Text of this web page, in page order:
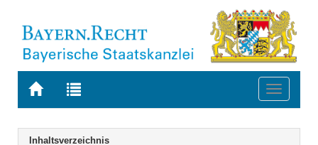
Zur
BAYERN.RECHT
Zur
letzten
Toggle
Inhaltsverzeichnis